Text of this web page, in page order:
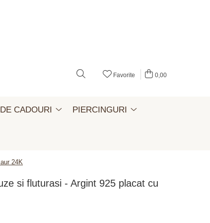
Favorite 0,00
CADOURI PIERCINGURI
24K
si fluturasi - Argint 925 placat cu